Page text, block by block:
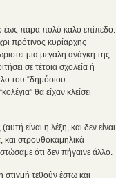
έως πάρα πολύ καλό επίπεδο.
πρότινος κυρίαρχης
μια μεγάλη ανάγκη της
σε τέτοια σχολεία ή
του “δημόσιου
θα είχαν κλείσει
είναι η λέξη, και δεν είναι
και στρουθοκαμηλικά
ότι δεν πήγαινε άλλο.
τεθούν έστω και